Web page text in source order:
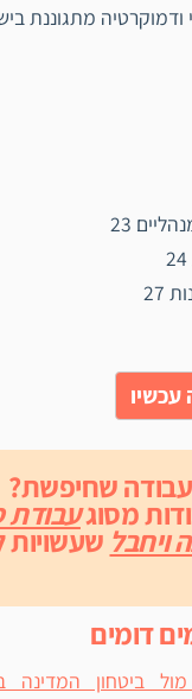
23
שחיפשת?
מסוגעבודת
ויחבל שעשויות
דומים
מול ביטחון